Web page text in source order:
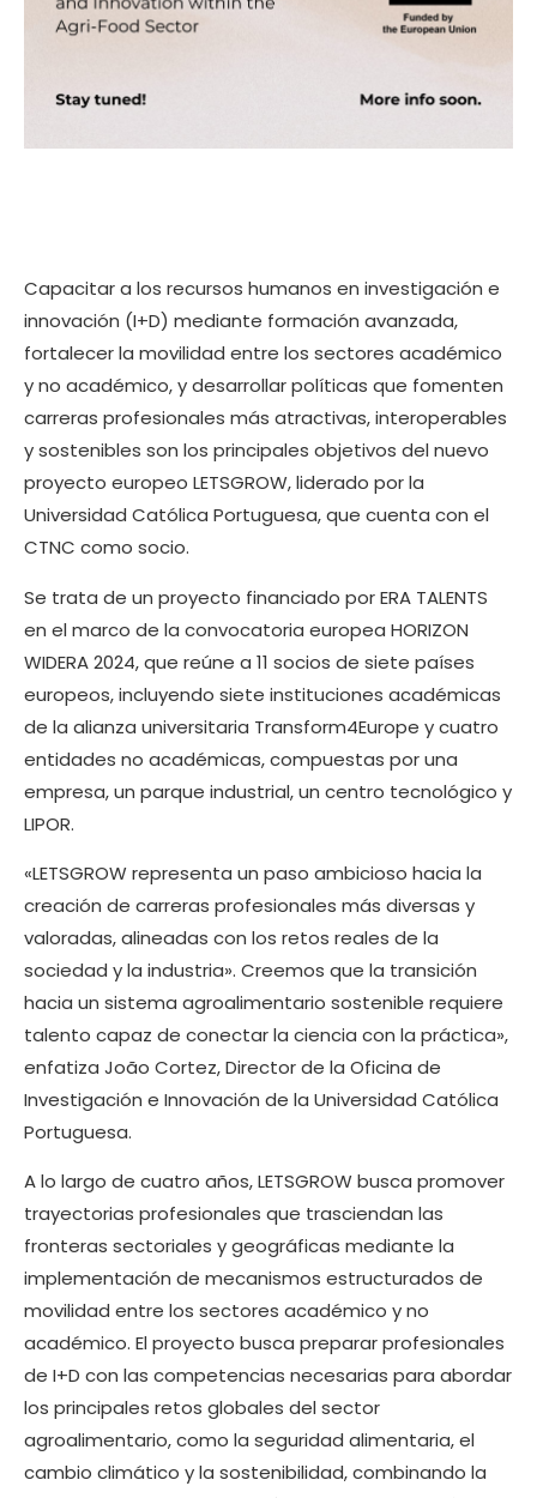
Capacitar a los recursos humanos en investigación e
innovación (I+D) mediante formación avanzada,
fortalecer la movilidad entre los sectores académico
y no académico, y desarrollar políticas que fomenten
carreras profesionales más atractivas, interoperables
y sostenibles son los principales objetivos del nuevo
proyecto europeo LETSGROW, liderado por la
Universidad Católica Portuguesa, que cuenta con el
CTNC como socio.
Se trata de un proyecto financiado por ERA TALENTS
en el marco de la convocatoria europea HORIZON
WIDERA 2024, que reúne a 11 socios de siete países
europeos, incluyendo siete instituciones académicas
de la alianza universitaria Transform4Europe y cuatro
entidades no académicas, compuestas por una
empresa, un parque industrial, un centro tecnológico y
LIPOR.
«LETSGROW representa un paso ambicioso hacia la
creación de carreras profesionales más diversas y
valoradas, alineadas con los retos reales de la
sociedad y la industria». Creemos que la transición
hacia un sistema agroalimentario sostenible requiere
talento capaz de conectar la ciencia con la práctica»,
enfatiza João Cortez, Director de la Oficina de
Investigación e Innovación de la Universidad Católica
Portuguesa.
A lo largo de cuatro años, LETSGROW busca promover
trayectorias profesionales que trasciendan las
fronteras sectoriales y geográficas mediante la
implementación de mecanismos estructurados de
movilidad entre los sectores académico y no
académico. El proyecto busca preparar profesionales
de I+D con las competencias necesarias para abordar
los principales retos globales del sector
agroalimentario, como la seguridad alimentaria, el
cambio climático y la sostenibilidad, combinando la